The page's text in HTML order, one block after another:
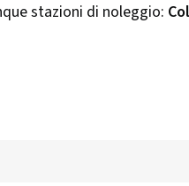
stazioni di noleggio: